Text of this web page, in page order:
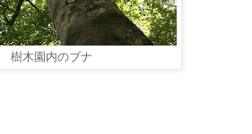
樹木園内のブナ